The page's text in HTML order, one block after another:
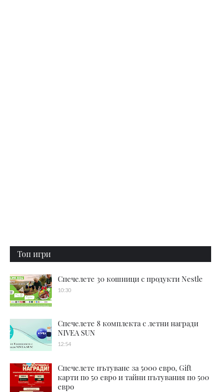
Топ игри
Спечелете 30 кошници с продукти Nestle
10:30
Спечелете 8 комплекта с летни награди
NIVEA SUN
12:54
Спечелете пътуване за 5000 евро, Gift
карти по 50 евро и тайни пътувания по 500
евро